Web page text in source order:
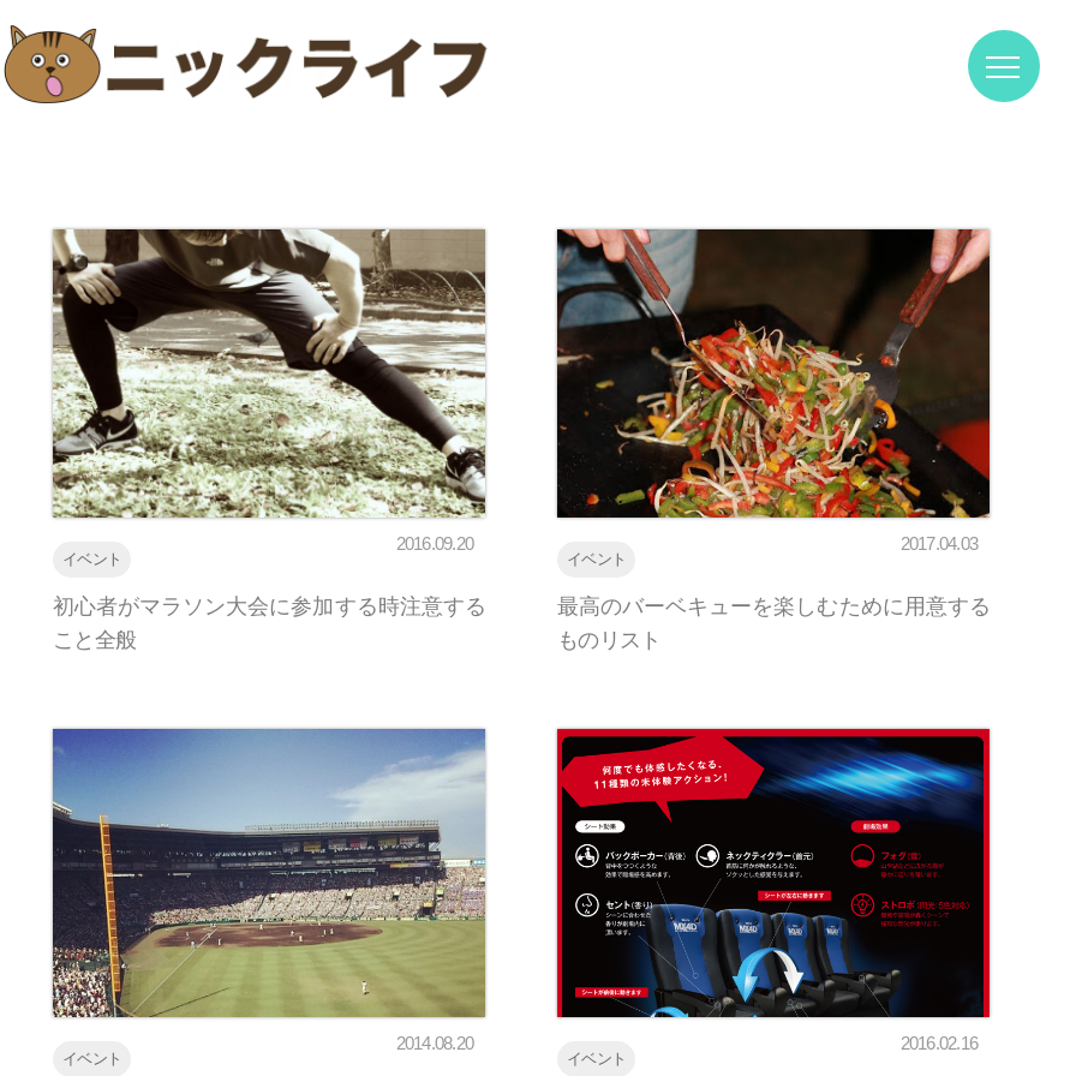
イベント
2016.09.20
初心者がマラソン大会に参加する時注意する
こと全般
イベント
2017.04.03
最高のバーベキューを楽しむために用意する
ものリスト
イベント
2014.08.20
イベント
2016.02.16